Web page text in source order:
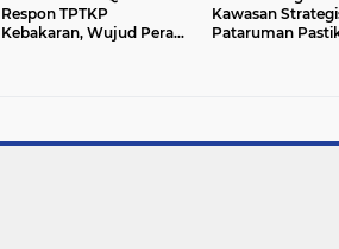
Respon TPTKP
Kebakaran, Wujud Peran
Kawasan
Pataruman